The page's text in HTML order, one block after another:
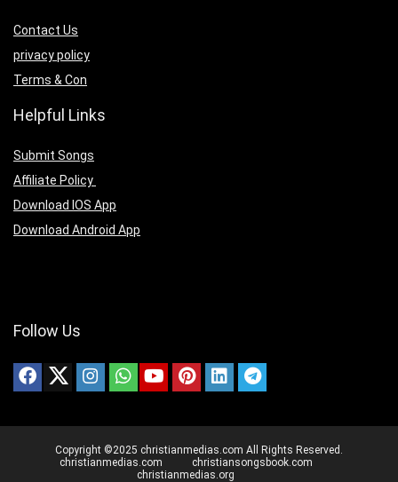
Contact Us
privacy policy
Terms & Con
Helpful Links
Submit Songs
Affiliate Policy
Download IOS App
Download Android App
Follow Us
Copyright ©2025 christianmedias.com All Rights Reserved.
christianmedias.com
christiansongsbook.com
christianmedias.org